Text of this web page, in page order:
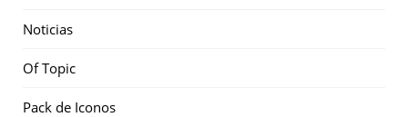
Noticias
Of Topic
Pack de Iconos